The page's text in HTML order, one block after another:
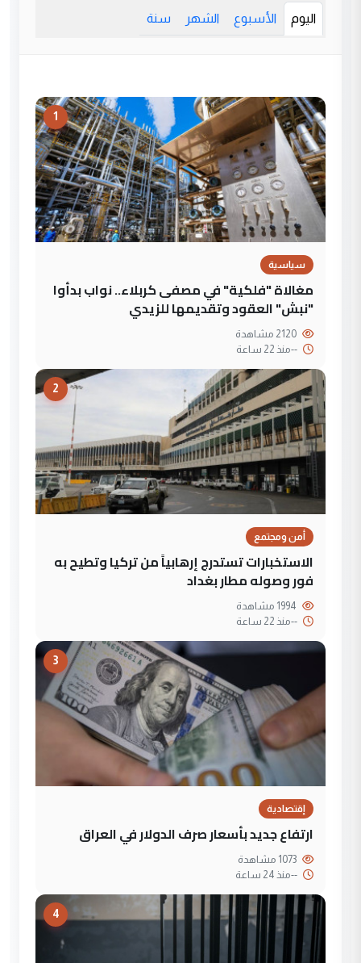
اليوم الأسبوع الشهر سنة
1
سياسية
مغالاة "فلكية" في مصفى كربلاء.. نواب بدأوا
"نبش" العقود وتقديمها للزيدي
--منذ 22 ساعة
2
أمن ومجتمع
الاستخبارات تستدرج إرهابياً من تركيا وتطيح به
فور وصوله مطار بغداد
--منذ 22 ساعة
3
إقتصادية
ارتفاع جديد بأسعار صرف الدولار في العراق
--منذ 24 ساعة
4